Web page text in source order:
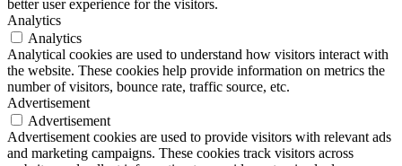
better user experience for the visitors.
Analytics
Analytics
Analytical cookies are used to understand how visitors interact with
the website. These cookies help provide information on metrics the
number of visitors, bounce rate, traffic source, etc.
Advertisement
Advertisement
Advertisement cookies are used to provide visitors with relevant ads
and marketing campaigns. These cookies track visitors across